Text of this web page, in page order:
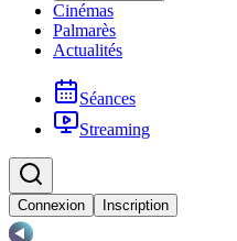
Cinémas
Palmarès
Actualités
Séances
Streaming
Connexion Inscription